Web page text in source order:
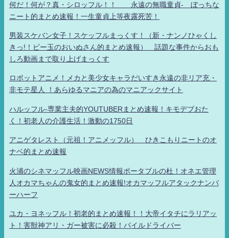
何だ！何が？真・シロッフル！！ 永遠の無職童貞- ぼっちな
ニート的まとめ速報！一生童貞上等夜露死苦！
男装スケバン女子！スケッフルまっくす！（新・ナンノひゃくし
きっ!！ビー玉のおいぬさん的まとめ速報） 話題な事件からおも
しろ動画まで取り上げまっくす
ロボットアニメ！メカと美少女キャラだいすき永遠の非リア充・
非モテ星人 ！あらゆるマニアの為のマニアックサイト
ハルッフル-専業主夫的YOUTUBERまとめ速報！キモデブおた
く！初老人の介護生活！激動の1750日
アニゲタレスト（元祖！アニメッフル） ひきこもりニートのオ
ナベ的まとめ速報
火浦のシネマッフル映画NEWS情報ポータブルの杜！オネエ管理
人オカマちゃんの鬼女的まとめ速報!オカマッフルアタックナンバ
ーハーフ
ユカ・ヨネッフル！初老的まとめ速報！！大帝イタチにラリアッ
ト！害獣神アリ・ガー被害に必殺！パイルドライバー